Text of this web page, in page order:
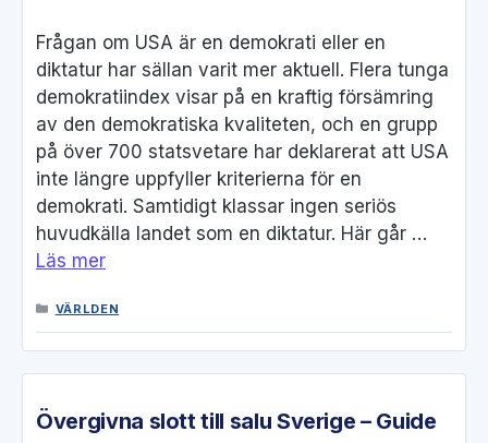
Frågan om USA är en demokrati eller en
diktatur har sällan varit mer aktuell. Flera tunga
demokratiindex visar på en kraftig försämring
av den demokratiska kvaliteten, och en grupp
på över 700 statsvetare har deklarerat att USA
inte längre uppfyller kriterierna för en
demokrati. Samtidigt klassar ingen seriös
huvudkälla landet som en diktatur. Här går …
Läs mer
KATEGORIER
VÄRLDEN
Övergivna slott till salu Sverige – Guide